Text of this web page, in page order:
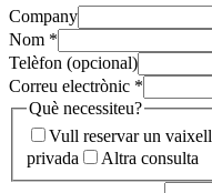
Company
Nom *
Telèfon (opcional)
Correu electrònic *
Què necessiteu?
Vull reservar un vaixell
privada
Altra consulta